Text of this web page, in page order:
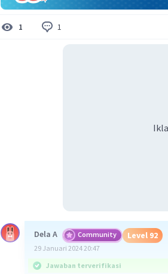
1 1
Dela A Community Level 92
29 Januari 2024 20:47
Jawaban terverifikasi